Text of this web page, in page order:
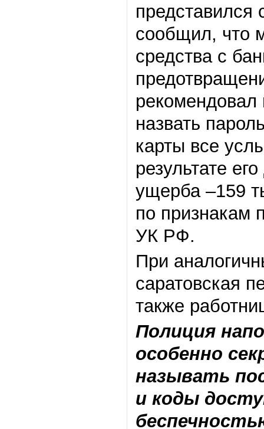
представился
сообщил, что
средства с
рекомендовал
назвать
карты все
результате
ущерба –159
по признакам
УК РФ.
При
саратовская
также
Полиция
особенно
называть
и коды